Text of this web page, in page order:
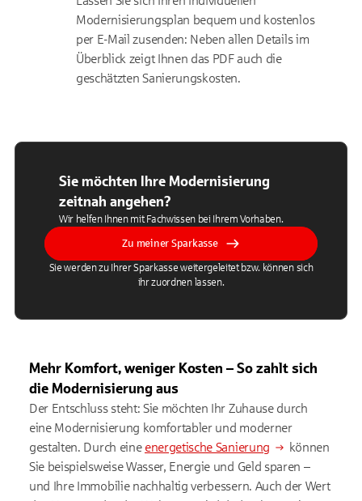
Modernisierungsplan bequem und kostenlos
per E-Mail zusenden: Neben allen Details im
Überblick zeigt Ihnen das PDF auch die
geschätzten Sanierungskosten.
Sie möchten Ihre Modernisierung
zeitnah angehen?
Wir helfen Ihnen mit Fachwissen bei Ihrem Vorhaben.
Zu meiner Sparkasse
Sie werden zu Ihrer Sparkasse weitergeleitet bzw. können sich
ihr zuordnen lassen.
Mehr Komfort, weniger Kosten – So zahlt sich
die Modernisierung aus
Der Entschluss steht: Sie möchten Ihr Zuhause durch
eine Modernisierung komfortabler und moderner
gestalten. Durch eine energetische Sanierung
können
Sie beispielsweise Wasser, Energie und Geld sparen –
und Ihre Immobilie nachhaltig verbessern. Auch der Wert